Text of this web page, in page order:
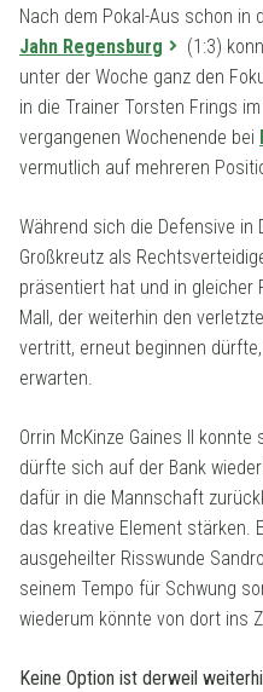
Nach dem Pokal-Aus schon in
Jahn Regensburg
(1:3)
unter der Woche ganz den
in die Trainer Torsten Frings
vergangenen Wochenende bei
vermutlich auf mehreren
Während sich die Defensive
Großkreutz als
präsentiert hat und in gleicher
Mall, der weiterhin den
vertritt, erneut beginnen
erwarten.
Orrin McKinze Gaines II
dürfte sich auf der Bank
dafür in die Mannschaft
das kreative Element stärken.
ausgeheilter Risswunde
seinem Tempo für Schwung
wiederum könnte von dort ins
Keine Option ist derweil